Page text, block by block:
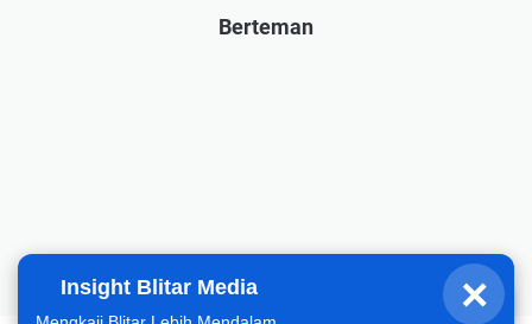
×
Insight Blitar Media
Halo, hari ini gimana?
Berteman